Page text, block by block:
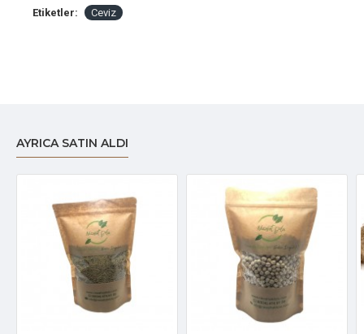
Etiketler: Ceviz
AYRICA SATIN ALDI